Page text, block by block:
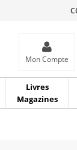
Mon Compte
Livres
Magazines